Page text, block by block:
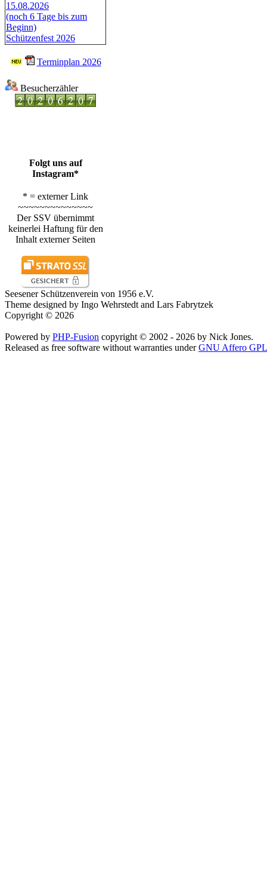
15.08.2026
(noch 6 Tage bis zum
Beginn)
Schützenfest 2026
Terminplan 2026
Besucherzähler
Folgt uns auf
Instagram*
* = externer Link
~~~~~~~~~~~~~~
Der SSV übernimmt
keinerlei Haftung für den
Inhalt externer Seiten
Seesener Schützenverein von 1956 e.V.
Theme designed by Ingo Wehrstedt and Lars Fabrytzek
Copyright © 2026
Powered by PHP-Fusion copyright © 2002 - 2026 by Nick Jones.
Released as free software without warranties underGNU Affero GPL